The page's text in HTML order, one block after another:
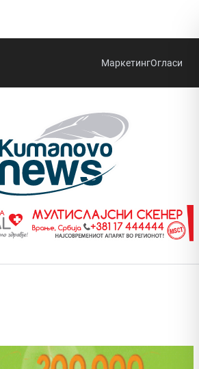
МаркетингОгласи